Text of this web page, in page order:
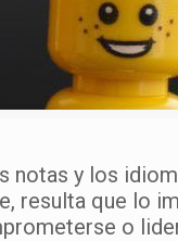
notas y los
resulta que lo
o